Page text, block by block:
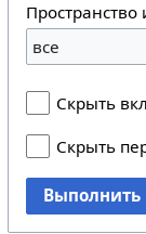
Пространство
все
Скрыть
Скрыть
Выполнить